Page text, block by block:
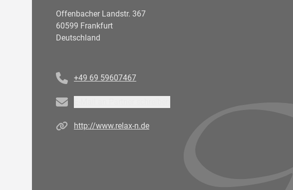
Offenbacher Landstr. 367
60599 Frankfurt
Deutschland
+49 69 59607467
Email
Homepagehttp://www.relax-n.de